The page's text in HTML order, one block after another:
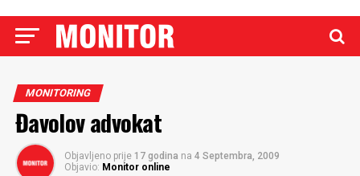
MONITORING
Đavolov advokat
Objavljeno prije 17 godina na 4 Septembra, 2009
Objavio: Monitor online